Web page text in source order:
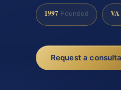
1997 Founded VA
Request a